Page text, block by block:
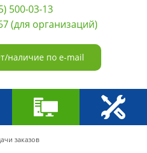
500-03-13
(для организаций)
наличие по e-mail
заказов